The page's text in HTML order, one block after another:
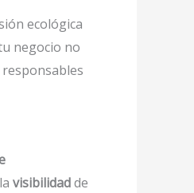
ecológica
negocio no
visibilidadde